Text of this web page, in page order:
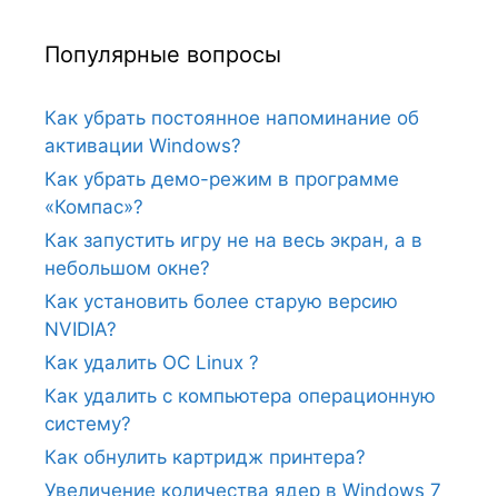
Популярные вопросы
Как убрать постоянное напоминание об
активации Windows?
Как убрать демо-режим в программе
«Компас»?
Как запустить игру не на весь экран, а в
небольшом окне?
Как установить более старую версию
NVIDIA?
Как удалить ОС Linux ?
Как удалить с компьютера операционную
систему?
Как обнулить картридж принтера?
Увеличение количества ядер в Windows 7